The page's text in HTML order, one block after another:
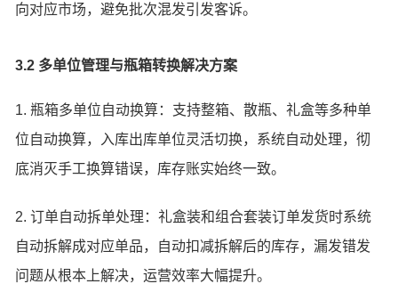
向对应市场，避免批次混发引发客诉。
3.2 多单位管理与瓶箱转换解决方案
1. 瓶箱多单位自动换算：支持整箱、散瓶、礼盒等多种单
位自动换算，入库出库单位灵活切换，系统自动处理，彻
底消灭手工换算错误，库存账实始终一致。
2. 订单自动拆单处理：礼盒装和组合套装订单发货时系统
自动拆解成对应单品，自动扣减拆解后的库存，漏发错发
问题从根本上解决，运营效率大幅提升。